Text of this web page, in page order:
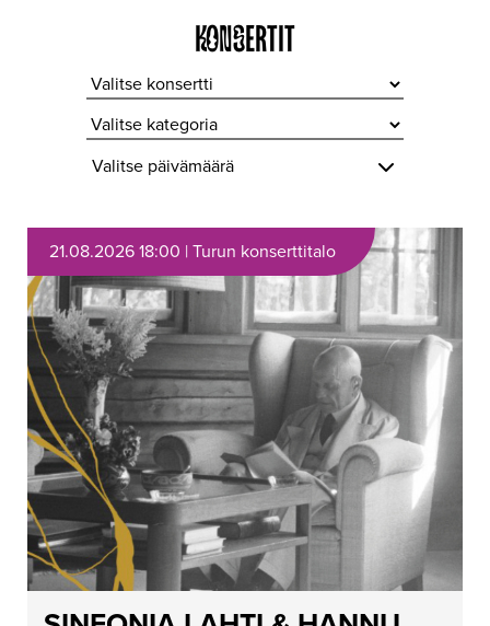
KONSERTIT
Valitse päivämäärä
21.08.2026 18:00 | Turun konserttitalo